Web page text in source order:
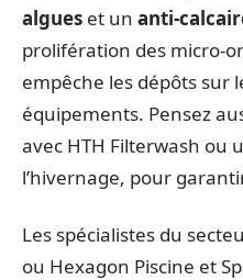
algues et un anti-
prolifération des micro-
empêche les dépôts sur
équipements. Pensez
avec HTH Filterwash ou
l’hivernage, pour
Les spécialistes du
ou Hexagon Piscine et